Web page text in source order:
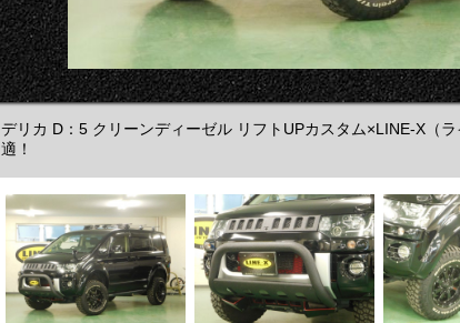
デリカ D：5 クリーンディーゼル リフトUPカスタム×LINE-X（
適！